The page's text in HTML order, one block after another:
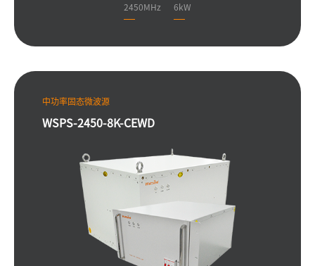
2450MHz 6kW
中功率固态微波源
WSPS-2450-8K-CEWD